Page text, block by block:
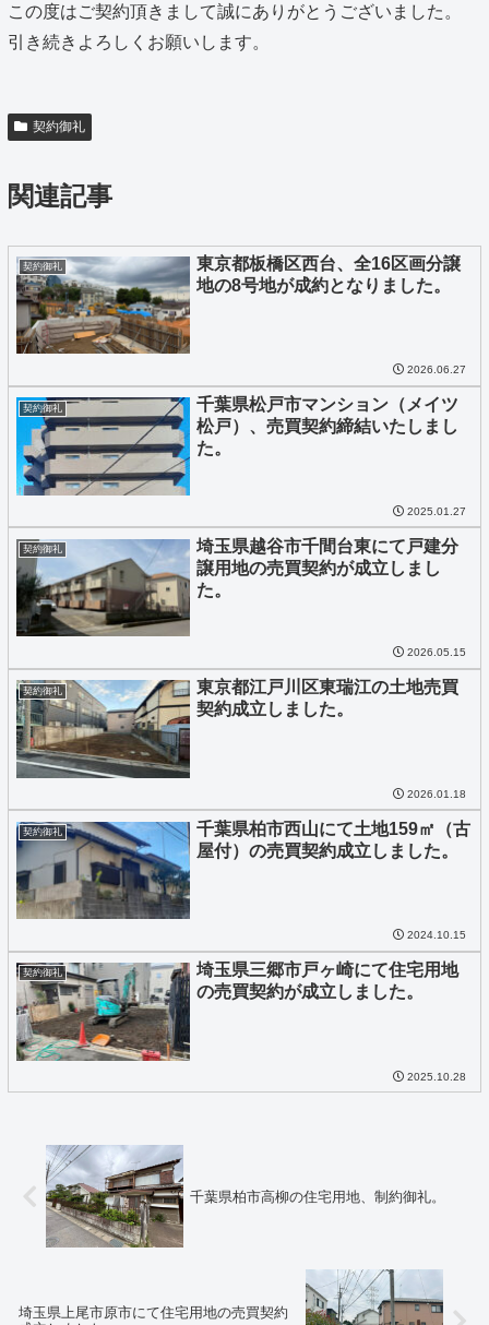
この度はご契約頂きまして誠にありがとうございました。
引き続きよろしくお願いします。
契約御礼
関連記事
契約御礼
東京都板橋区西台、全16区画分譲
地の8号地が成約となりました。
2026.06.27
契約御礼
千葉県松戸市マンション（メイツ
松戸）、売買契約締結いたしまし
た。
2025.01.27
契約御礼
埼玉県越谷市千間台東にて戸建分
譲用地の売買契約が成立しまし
た。
2026.05.15
契約御礼
東京都江戸川区東瑞江の土地売買
契約成立しました。
2026.01.18
契約御礼
千葉県柏市西山にて土地159㎡（古
屋付）の売買契約成立しました。
2024.10.15
契約御礼
埼玉県三郷市戸ヶ崎にて住宅用地
の売買契約が成立しました。
2025.10.28
千葉県柏市高柳の住宅用地、制約御礼。
埼玉県上尾市原市にて住宅用地の売買契約